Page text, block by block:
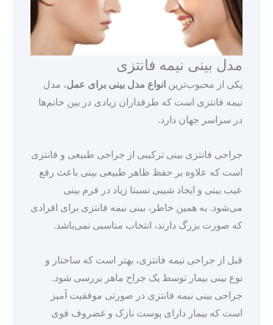
مدل بینی نیمه فانتزی
یکی از محبوب‌ترین انواع مدل بینی برای عمل، مدل
نیمه فانتزی است که طرفداران زیادی در بین خانم‌ها
در سراسر جهان دارد.
جراحی فانتزی بینی ترکیبی از جراحی طبیعی و فانتزی
است که علاوه بر حفظ ظاهر طبیعی بینی باعث رفع
عیب بینی و ایجاد شیبی نسبتا زیاد در فرم بینی
می‌شود. به همین خاطر، بینی نیمه فانتزی برای افرادی
که صورت بزرگ دارند، انتخاب مناسبی نمی‌باشد.
قبل از جراحی نیمه فانتزی، بهتر است که ساختار و
نوع بینی بیمار توسط یک جراح ماهر بررسی شود.
جراحی بینی نیمه فانتزی در صورتی موفقیت آمیز
است که بیمار دارای پوست نازک و غضروف قوی